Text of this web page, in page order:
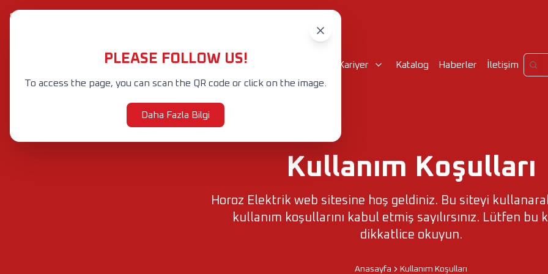
Ürünler
Yeni
Kariyer Katalog Haberler İletişim
PLEASE FOLLOW US!
To access the page, you can scan the QR code or click on the image.
Daha Fazla Bilgi
Kullanım Koşulları
Horoz Elektrik web sitesine hoş geldiniz. Bu siteyi
kullanım koşullarını kabul etmiş sayılırsınız. Lütfen bu
dikkatlice okuyun.
Anasayfa Kullanım Koşulları